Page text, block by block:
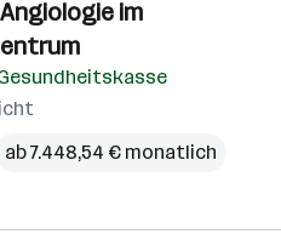
im
ab 7.448,54 € monatlich